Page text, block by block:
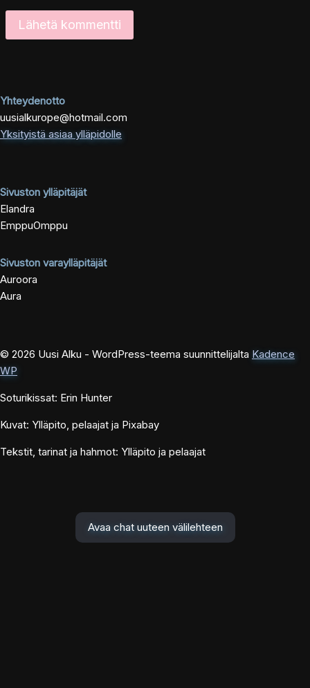
Yhteydenotto
uusialkurope@hotmail.com
Yksityistä asiaa ylläpidolle
Sivuston ylläpitäjät
Elandra
EmppuOmppu
Sivuston varaylläpitäjät
Auroora
Aura
© 2026 Uusi Alku - WordPress-teema suunnittelijalta Kadence
WP
Soturikissat: Erin Hunter
Kuvat: Ylläpito, pelaajat ja Pixabay
Tekstit, tarinat ja hahmot: Ylläpito ja pelaajat
Avaa chat uuteen välilehteen